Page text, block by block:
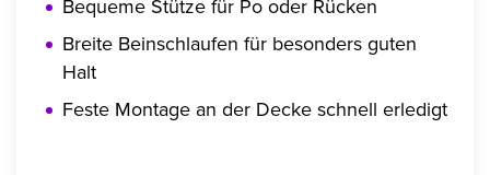
Bequeme Stütze für Po oder Rücken
Breite Beinschlaufen für besonders guten
Halt
Feste Montage an der Decke schnell erledigt